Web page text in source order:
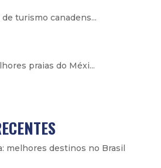
turismo canadens...
praias do Méxi...
melhores destinos no Brasil